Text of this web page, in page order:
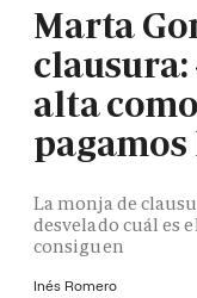
Marta
clausura:
alta
La monja de
desvelado cuál es
consiguen
Inés Romero